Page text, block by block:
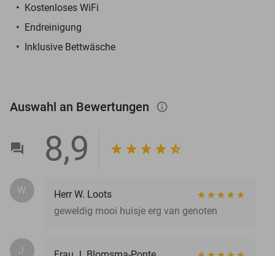
Kostenloses WiFi
Endreinigung
Inklusive Bettwäsche
Auswahl an Bewertungen info_outlined
8,9
W.
Herr W. Loots
geweldig mooi huisje erg van genoten
J.